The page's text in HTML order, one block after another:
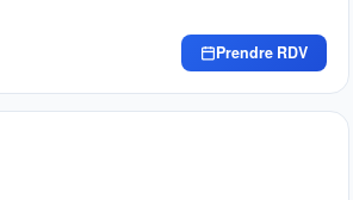
Prendre RDV